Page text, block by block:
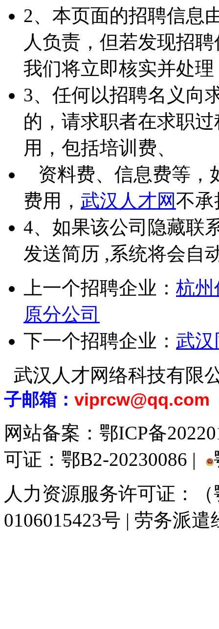
2、本页面的招聘信息
人负责，但若发现招
我们将立即核实并处理
3、任何以招聘名义向
的，请求职者在求职
用，包括培训费、
资料费、信息费等，
费用， 武汉人才网不承
4、如果该公司隐藏联
发送简历 ,系统将会自
上一个招聘企业： 杭州
原分公司
下一个招聘企业： 武
武汉人才网络科技有限
子邮箱： viprcw@qq.com
网站备案： 鄂ICP备
可证：鄂B2-20230086 |
人力资源服务许可证：
0106015423号 | 劳务派